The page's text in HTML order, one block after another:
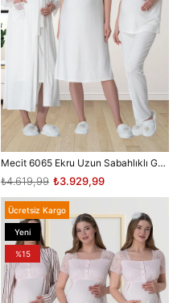
Mecit 6065 Ekru Uzun Sabahlıklı Gecelik Pijama Lohusa Set
₺3.929,99
₺4.619,99
Ücretsiz Kargo
Yeni
Ürün
%15